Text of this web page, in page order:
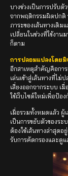
บางช่วงเป็นการปรับ
จากพฤติกรรมผิดปกติ
ภาระของเส้นทางเดิม
เปลี่ยนในช่วงที่ใช้งา
ก็ตาม
การปลอมแปลงโดย
อีกสาเหตุสำคัญคือกา
เล่นเข้าสู่เส้นทางที่ไ
เสี่ยงออกจากระบบ เ
ใช้เว็บไซต์ใหม่เพื่อป้อ
เมื่อรวมทั้งหมดแล้ว ผู้
เป็นการขยับตัวของร
ต้องใช้เส้นทางล่าสุดอ
รับการคัดกรองและดู